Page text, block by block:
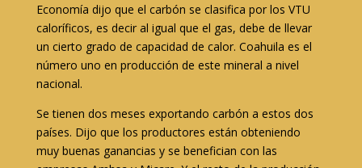
Economía dijo que el carbón se clasifica por los VTU
caloríficos, es decir al igual que el gas, debe de llevar
un cierto grado de capacidad de calor. Coahuila es el
número uno en producción de este mineral a nivel
nacional.
Se tienen dos meses exportando carbón a estos dos
países. Dijo que los productores están obteniendo
muy buenas ganancias y se benefician con las